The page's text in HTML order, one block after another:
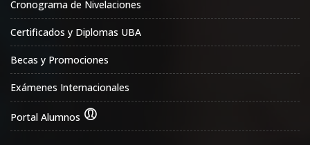
Cronograma de Nivelaciones
Certificados y Diplomas UBA
Becas y Promociones
Exámenes Internacionales
Portal Alumnos